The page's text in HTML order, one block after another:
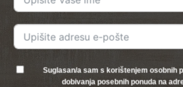
Suglasan/a sam s korištenjem osobnih
dobivanja posebnih ponuda na